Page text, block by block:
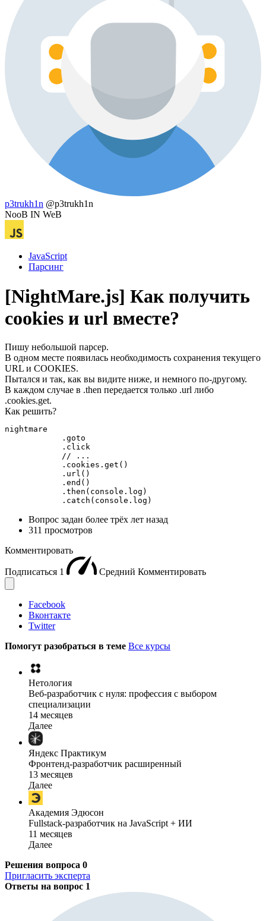
p3trukh1n @p3trukh1n
NooB IN WeB
JavaScript
Парсинг
[NightMare.js] Как получить
cookies и url вместе?
Пишу небольшой парсер.
В одном месте появилась необходимость сохранения текущего
URL и COOKIES.
Пытался и так, как вы видите ниже, и немного по-другому.
В каждом случае в .then передается только .url либо
.cookies.get.
Как решить?
nightmare
            .goto
            .click
            // ...
            .cookies.get()
            .url()
            .end()
            .then(console.log)
            .catch(console.log)
Вопрос задан более трёх лет назад
311 просмотров
Комментировать
Подписаться 1 Средний Комментировать
Facebook
Вконтакте
Twitter
Помогут разобраться в теме Все курсы
Нетология
Веб-разработчик с нуля: профессия с выбором
специализации
14 месяцев
Далее
Яндекс Практикум
Фронтенд-разработчик расширенный
13 месяцев
Далее
Академия Эдюсон
Fullstack-разработчик на JavaScript + ИИ
11 месяцев
Далее
Решения вопроса 0
Пригласить эксперта
Ответы на вопрос 1